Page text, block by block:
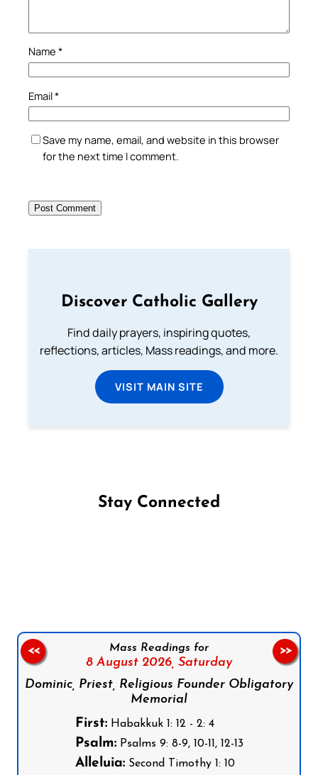
Name *
Email*
Save my name, email, and website in this browser
for the next time I comment.
Discover Catholic Gallery
Find daily prayers, inspiring quotes,
reflections, articles, Mass readings, and more.
VISIT MAIN SITE
Stay Connected
Mass Readings for
8 August 2026, Saturday
Dominic, Priest, Religious Founder Obligatory
Memorial
First:Habakkuk 1: 12 - 2: 4
Psalm:Psalms 9: 8-9, 10-11, 12-13
Alleluia:Second Timothy 1: 10
<< >>